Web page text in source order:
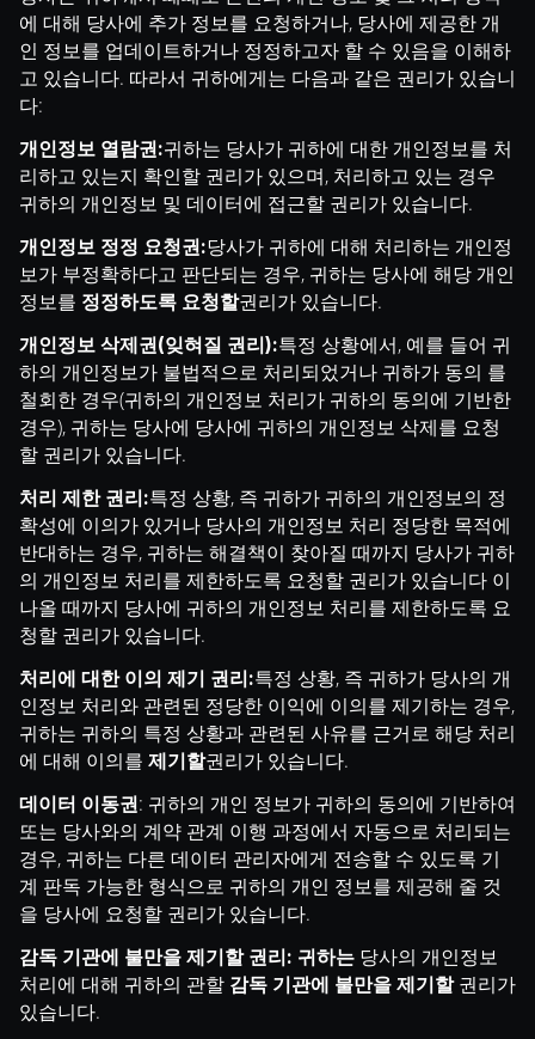
에 대해 당사에 추가 정보를 요청하거나, 당사에 제공한 개
인 정보를 업데이트하거나 정정하고자 할 수 있음을 이해하
고 있습니다. 따라서 귀하에게는 다음과 같은 권리가 있습니
다:
개인정보 열람권:귀하는 당사가 귀하에 대한 개인정보를 처
리하고 있는지 확인할 권리가 있으며, 처리하고 있는 경우
귀하의 개인정보 및 데이터에 접근할 권리가 있습니다.
개인정보 정정 요청권:당사가 귀하에 대해 처리하는 개인정
보가 부정확하다고 판단되는 경우, 귀하는 당사에 해당 개인
정보를 정정하도록 요청할권리가 있습니다.
개인정보 삭제권(잊혀질 권리):특정 상황에서, 예를 들어 귀
하의 개인정보가 불법적으로 처리되었거나 귀하가 동의 를
철회한 경우(귀하의 개인정보 처리가 귀하의 동의에 기반한
경우), 귀하는 당사에 당사에 귀하의 개인정보 삭제를 요청
할 권리가 있습니다.
처리 제한 권리:특정 상황, 즉 귀하가 귀하의 개인정보의 정
확성에 이의가 있거나 당사의 개인정보 처리 정당한 목적에
반대하는 경우, 귀하는 해결책이 찾아질 때까지 당사가 귀하
의 개인정보 처리를 제한하도록 요청할 권리가 있습니다 이
나올 때까지 당사에 귀하의 개인정보 처리를 제한하도록 요
청할 권리가 있습니다.
처리에 대한 이의 제기 권리:특정 상황, 즉 귀하가 당사의 개
인정보 처리와 관련된 정당한 이익에 이의를 제기하는 경우,
귀하는 귀하의 특정 상황과 관련된 사유를 근거로 해당 처리
에 대해 이의를 제기할권리가 있습니다.
데이터 이동권: 귀하의 개인 정보가 귀하의 동의에 기반하여
또는 당사와의 계약 관계 이행 과정에서 자동으로 처리되는
경우, 귀하는 다른 데이터 관리자에게 전송할 수 있도록 기
계 판독 가능한 형식으로 귀하의 개인 정보를 제공해 줄 것
을 당사에 요청할 권리가 있습니다.
감독 기관에 불만을 제기할 권리: 귀하는 당사의 개인정보
처리에 대해 귀하의 관할 감독 기관에 불만을 제기할 권리가
있습니다.